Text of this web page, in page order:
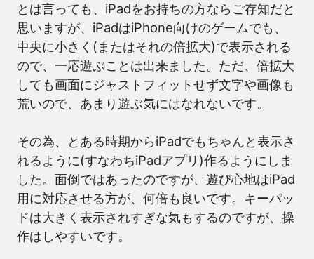
とは言っても、iPadをお持ちの方ならご存知だと
思いますが、iPadはiPhone向けのゲームでも、
中央に小さく(またはそれの倍拡大)で表示される
ので、一応遊ぶことは出来ました。ただ、倍拡大
しても画面にジャストフィットせず文字や画像も
荒いので、あまり遊ぶ気にはなれないです。
その為、とある時期からiPadでもちゃんと表示さ
れるように(すなわちiPadアプリ)作るようにしま
した。面倒ではあったのですが、遊び心地はiPad
用に対応させる方が、何倍も良いです。キーパッ
ドは大きく表示されすぎな気もするのですが、操
作はしやすいです。